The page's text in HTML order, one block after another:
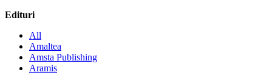
Edituri
All
Amaltea
Amsta Publishing
Aramis